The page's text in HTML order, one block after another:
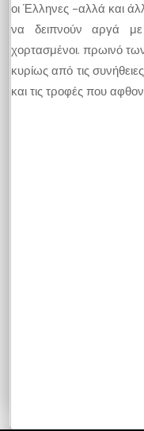
οι Έλληνες -αλλά και
να δειπνούν αργά
χορτασμένοι. πρωινό
κυρίως από τις
και τις τροφές που